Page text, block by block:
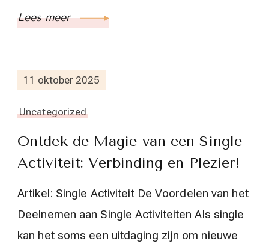
Lees meer
11 oktober 2025
Uncategorized
Ontdek de Magie van een Single
Activiteit: Verbinding en Plezier!
Artikel: Single Activiteit De Voordelen van het
Deelnemen aan Single Activiteiten Als single
kan het soms een uitdaging zijn om nieuwe